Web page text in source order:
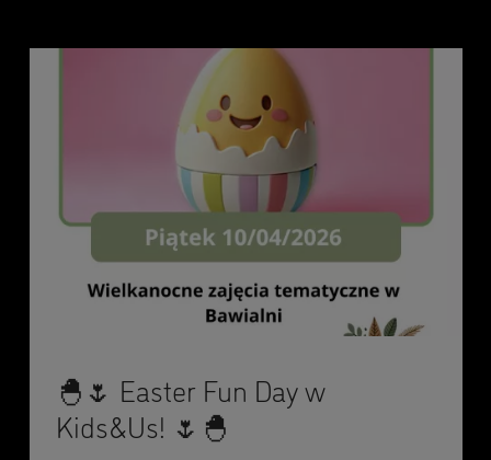
🐣🌷 Easter Fun Day w
Kids&Us! 🌷🐣